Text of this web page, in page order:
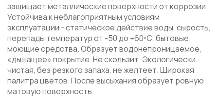
защищает металлические поверхности от коррозии.
Устойчива к неблагоприятным условиям
эксплуатации - статическое действие воды, сырость,
перепады температур от -50 до +60ºС, бытовые
моющие средства. Образует водонепроницаемое,
«дышащее» покрытие. Не скользит. Экологически
чистая, без резкого запаха, не желтеет. Широкая
палитра цветов. После высыхания образует ровную
матовую поверхность.